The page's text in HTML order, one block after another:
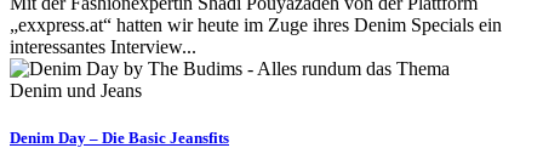
„exxpress.at“ hatten wir heute im Zuge ihres Denim Specials ein
interessantes Interview...
Denim Day – Die Basic Jeansfits